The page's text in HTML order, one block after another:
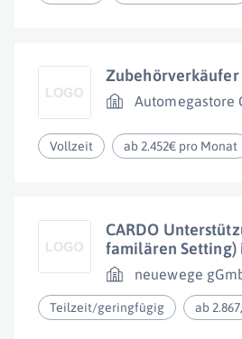
Automegastore
Vollzeit ab 2.452€ pro Monat
CARDO
familären Setting)
neuewege
Teilzeit/geringfügig ab